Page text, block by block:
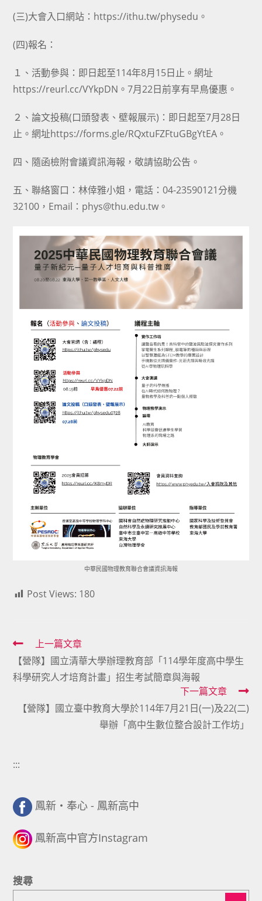
(三)大會入口網站：https://ithu.tw/physedu。
(四)報名：
１、活動參與：即日起至114年8月15日止。網址
https://reurl.cc/VYkpDN。7月22日前享有早鳥優惠。
２、論文投稿(口頭發表、壁報展示)：即日起至7月28日
止。網址https://forms.gle/RQxtuFZFtuGBgYtEA。
四、隨函檢附會議資訊海報，敬請協助公告。
五、聯絡窗口：林倖雅小姐，電話：04-23590121分機
32100，Email：phys@thu.edu.tw。
中華民國物理教育聯合會議資訊海報
Post Views: 180
Read
more
articles
上一篇文章
【營隊】國立清華大學辦理教育部「114學年度高中學生
科學研究人才培育計畫」招生考試簡章與海報
下一篇文章
【營隊】國立臺中教育大學於114年7月21日(一)及22(二)
舉辦「高中生數位整合設計工作坊」
:::
鳳新・奉心 - 鳳新高中
鳳新高中官方Instagram
搜尋